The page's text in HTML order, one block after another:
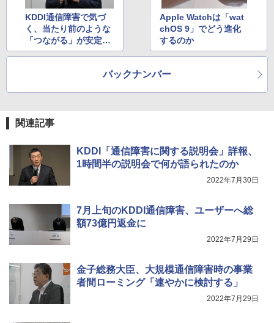
KDDI通信障害で気づ
く、当たり前のような
「つながる」が安定運
用の上にあること
Apple Watchは「wat
chOS 9」でどう進化
するのか
バックナンバー
関連記事
KDDI「通信障害に関する説明会」詳報、
1時間半の説明会で何が語られたのか
2022年7月30日
7月上旬のKDDI通信障害、ユーザーへ総
額73億円返金に
2022年7月29日
金子総務大臣、大規模通信障害時の事業
者間ローミング「速やかに検討する」
2022年7月29日